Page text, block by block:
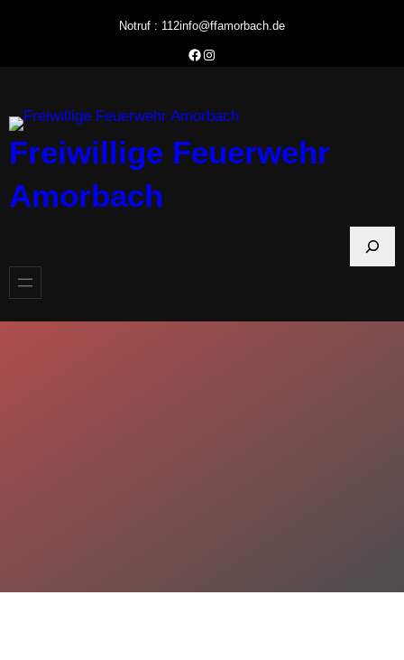
Notruf : 112info@ffamorbach.de
Facebook Feuerwehr Amorbach
Instagram Feuerwehr Amorbach
Freiwillige Feuerwehr
Amorbach
h